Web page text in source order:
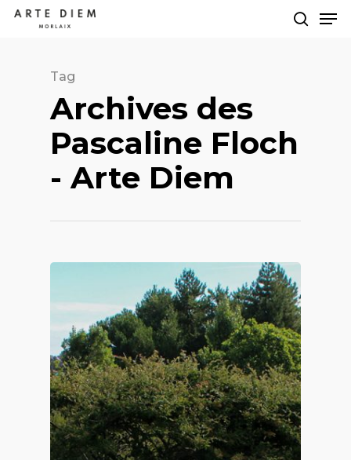
Hit enter to search or ESC to close
Tag
Archives des
Pascaline Floch
- Arte Diem